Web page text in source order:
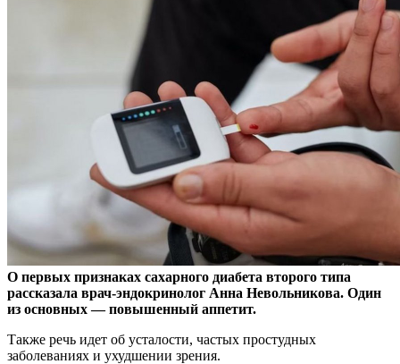
О первых признаках сахарного диабета второго типа
рассказала врач-эндокринолог Анна Невольникова. Один
из основных — повышенный аппетит.
Также речь идет об усталости, частых простудных
заболеваниях и ухудшении зрения.